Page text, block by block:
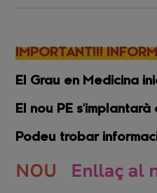
IMPORTANT!!!
El Grau en Medicina
El nou PE
Podeu trobar
NOU Enllaç al